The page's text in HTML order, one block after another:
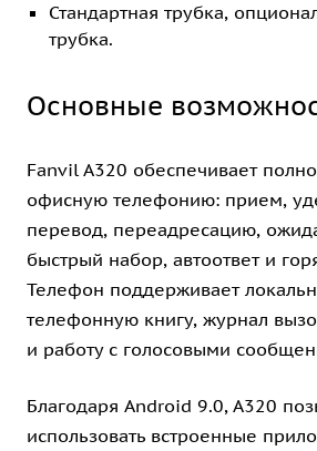
Стандартная трубка,
трубка.
Основные
Fanvil A320 обеспечивает
офисную телефонию: прием,
перевод, переадресацию,
быстрый набор, автоответ и
Телефон поддерживает
телефонную книгу, журнал
и работу с голосовыми
Благодаря Android 9.0, A320
использовать встроенные